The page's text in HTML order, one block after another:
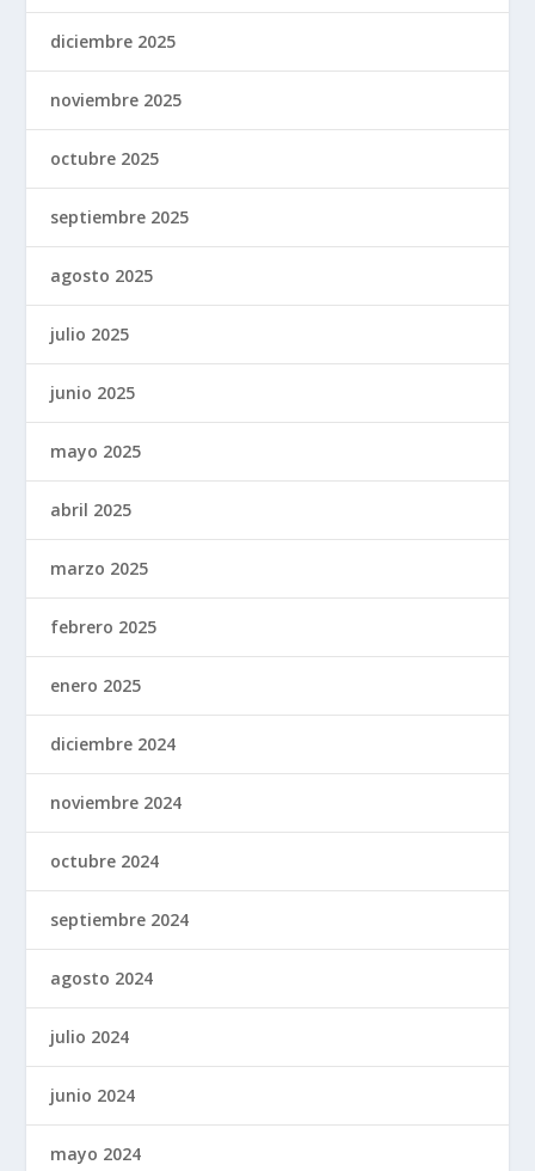
diciembre 2025
noviembre 2025
octubre 2025
septiembre 2025
agosto 2025
julio 2025
junio 2025
mayo 2025
abril 2025
marzo 2025
febrero 2025
enero 2025
diciembre 2024
noviembre 2024
octubre 2024
septiembre 2024
agosto 2024
julio 2024
junio 2024
mayo 2024